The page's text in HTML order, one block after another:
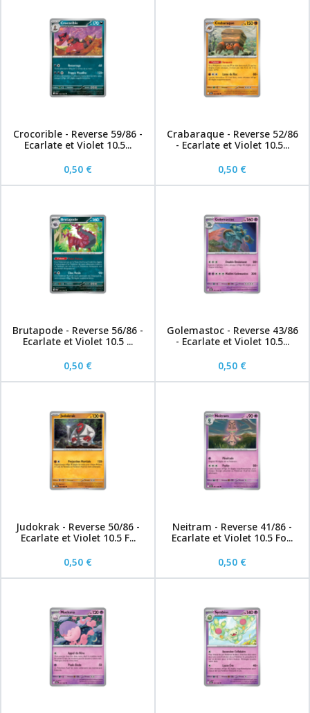
Crocorible - Reverse 59/86 -
Ecarlate et Violet 10.5...
0,50 €
Crabaraque - Reverse 52/86
- Ecarlate et Violet 10.5...
0,50 €
Brutapode - Reverse 56/86 -
Ecarlate et Violet 10.5 ...
0,50 €
Golemastoc - Reverse 43/86
- Ecarlate et Violet 10.5...
0,50 €
Judokrak - Reverse 50/86 -
Ecarlate et Violet 10.5 F...
0,50 €
Neitram - Reverse 41/86 -
Ecarlate et Violet 10.5 Fo...
0,50 €